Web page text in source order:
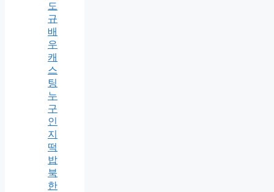
도
규
배
우
캐
스
팅
누
구
인
지
떡
밥
북
한